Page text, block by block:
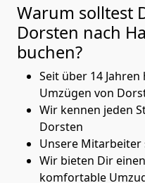
Warum solltest
Dorsten nach
buchen?
Seit über 14
Umzügen von
Wir kennen jeden
Dorsten
Unsere Mitarbeiter
Wir bieten Dir
komfortable